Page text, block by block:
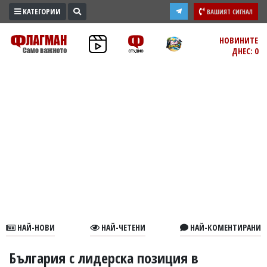
ПРОМО
ЗОНА
В
КАТЕГОРИИ ВАШИЯТ СИГНАЛ
НОВИНИТЕ
ДНЕС: 0
НАЙ-НОВИ НАЙ-ЧЕТЕНИ НАЙ-КОМЕНТИРАНИ
България с лидерска позиция в